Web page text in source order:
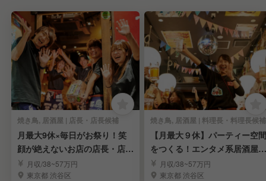
焼き鳥, 居酒屋 | 店長・店長候補
月最大9休×毎日がお祭り！笑
顔が絶えないお店の店長・店長
候補を募集！
月収/38~57万円
東京都 渋谷区
焼き鳥, 居酒屋 | 料理長・料理長候補
【月最大９休】パーティー空間
をつくる！エンタメ系居酒屋｜
料理長・料理長候補
月収/38~57万円
東京都 渋谷区